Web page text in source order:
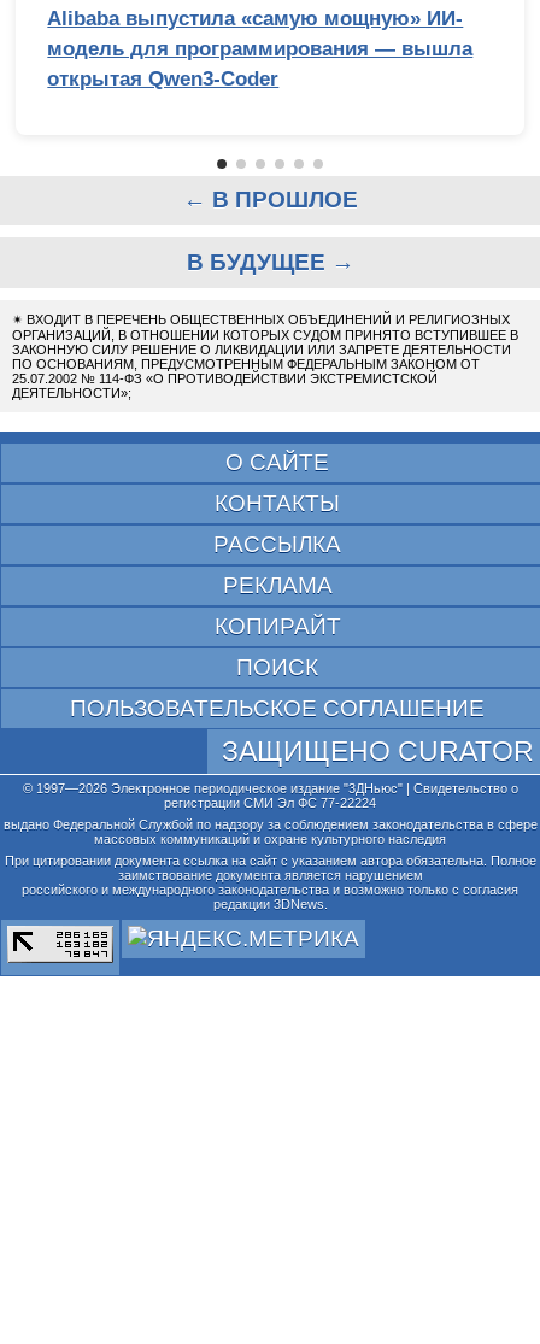
Alibaba выпустила «самую мощную» ИИ-
модель для программирования — вышла
открытая Qwen3-Coder
← В ПРОШЛОЕ
В БУДУЩЕЕ →
✴ ВХОДИТ В ПЕРЕЧЕНЬ ОБЩЕСТВЕННЫХ ОБЪЕДИНЕНИЙ И РЕЛИГИОЗНЫХ
ОРГАНИЗАЦИЙ, В ОТНОШЕНИИ КОТОРЫХ СУДОМ ПРИНЯТО ВСТУПИВШЕЕ В
ЗАКОННУЮ СИЛУ РЕШЕНИЕ О ЛИКВИДАЦИИ ИЛИ ЗАПРЕТЕ ДЕЯТЕЛЬНОСТИ
ПО ОСНОВАНИЯМ, ПРЕДУСМОТРЕННЫМ ФЕДЕРАЛЬНЫМ ЗАКОНОМ ОТ
25.07.2002 № 114-ФЗ «О ПРОТИВОДЕЙСТВИИ ЭКСТРЕМИСТСКОЙ
ДЕЯТЕЛЬНОСТИ»;
О САЙТЕ
КОНТАКТЫ
РАССЫЛКА
РЕКЛАМА
КОПИРАЙТ
ПОИСК
ПОЛЬЗОВАТЕЛЬСКОЕ СОГЛАШЕНИЕ
ЗАЩИЩЕНО CURATOR
© 1997—2026 Электронное периодическое издание "3ДНьюс" | Свидетельство о
регистрации СМИ Эл ФС 77-22224
выдано Федеральной Службой по надзору за соблюдением законодательства в сфере
массовых коммуникаций и охране культурного наследия
При цитировании документа ссылка на сайт с указанием автора обязательна. Полное
заимствование документа является нарушением
российского и международного законодательства и возможно только с согласия
редакции 3DNews.